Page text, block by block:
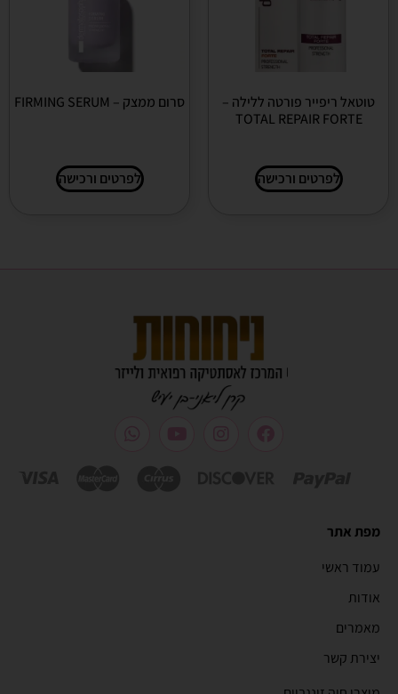
טוטאל ריפייר פורטה ללילה –
TOTAL REPAIR FORTE
לפרטים ורכישה
סרום ממצק – FIRMING SERUM
לפרטים ורכישה
מפת אתר
עמוד ראשי
אודות
מאמרים
יצירת קשר